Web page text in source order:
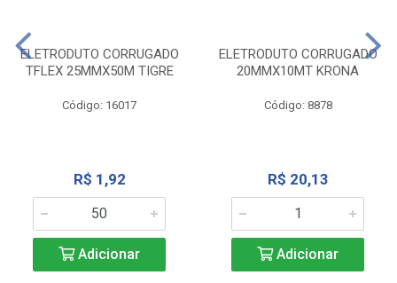
ELETRODUTO CORRUGADO
TFLEX 25MMX50M TIGRE
Código: 16017
R$ 1,92
Adicionar
ELETRODUTO CORRUGADO
20MMX10MT KRONA
Código: 8878
R$ 20,13
Adicionar